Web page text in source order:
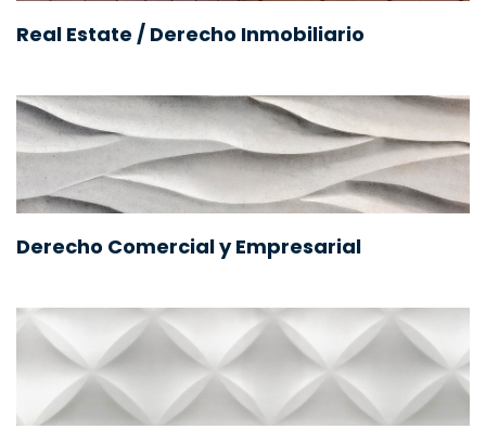
Real Estate / Derecho Inmobiliario
Derecho Comercial y Empresarial